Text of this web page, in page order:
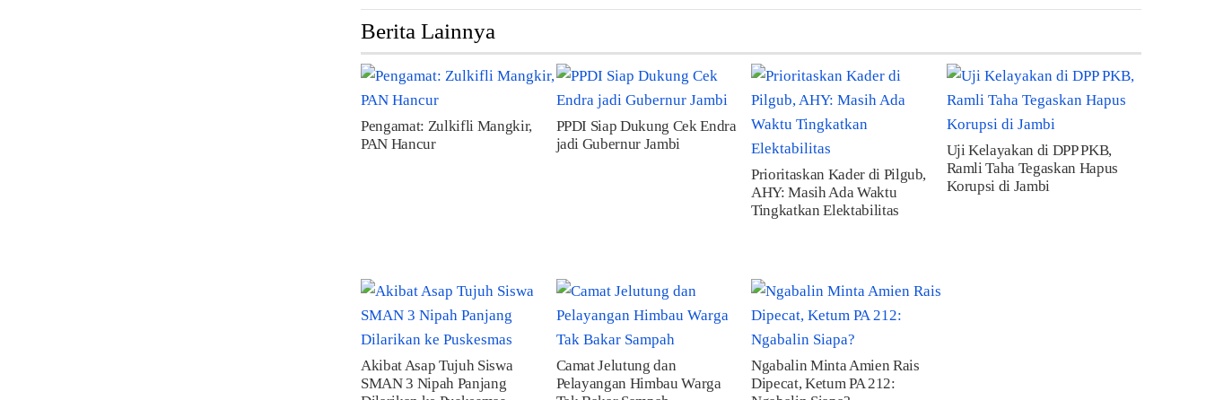
Berita Lainnya
Pengamat: Zulkifli Mangkir,
PAN Hancur
PPDI Siap Dukung Cek Endra
jadi Gubernur Jambi
Prioritaskan Kader di Pilgub,
AHY: Masih Ada Waktu
Tingkatkan Elektabilitas
Uji Kelayakan di DPP PKB,
Ramli Taha Tegaskan Hapus
Korupsi di Jambi
Akibat Asap Tujuh Siswa
SMAN 3 Nipah Panjang
Camat Jelutung dan
Pelayangan Himbau Warga
Ngabalin Minta Amien Rais
Dipecat, Ketum PA 212: